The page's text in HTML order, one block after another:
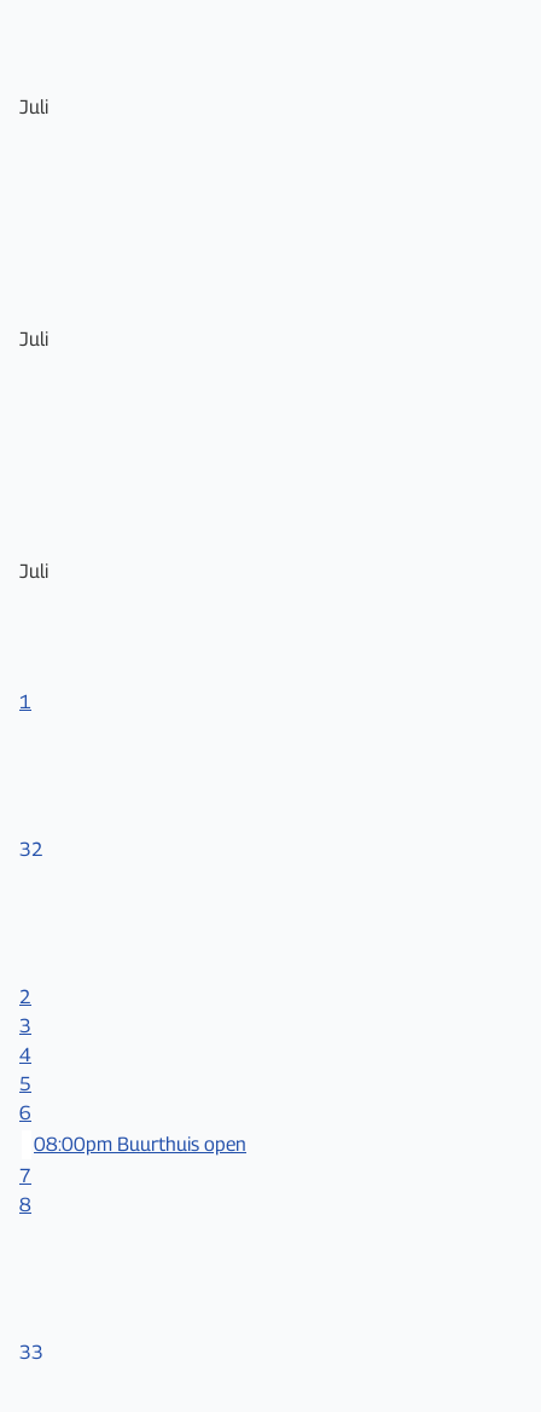
Juli
Juli
Juli
1
32
2
3
4
5
6
08:00pm Buurthuis open
7
8
33